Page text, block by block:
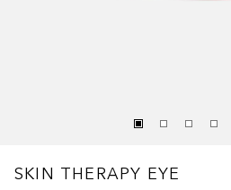
SKIN THERAPY EYE